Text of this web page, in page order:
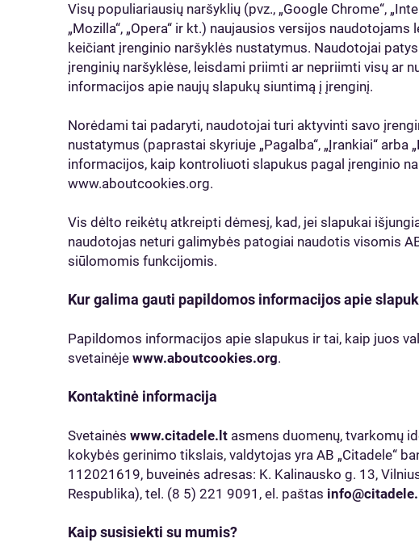
Visų populiariausių naršyklių (pvz., „Google Chrome“,
„Mozilla“, „Opera“ ir kt.) naujausios versijos
keičiant įrenginio naršyklės nustatymus. Naudotojai
įrenginių naršyklėse, leisdami priimti ar nepriimti visų ar
informacijos apie naujų slapukų siuntimą į įrenginį.
Norėdami tai padaryti, naudotojai turi aktyvinti savo
nustatymus (paprastai skyriuje „Pagalba“, „Įrankiai“ arba
informacijos, kaip kontroliuoti slapukus pagal įrenginio
www.aboutcookies.org.
Vis dėlto reikėtų atkreipti dėmesį, kad, jei slapukai
naudotojas neturi galimybės patogiai naudotis visomis
siūlomomis funkcijomis.
Kur galima gauti papildomos informacijos apie
Papildomos informacijos apie slapukus ir tai, kaip juos
svetainėje www.aboutcookies.org.
Kontaktinė informacija
Svetainės www.citadele.lt asmens duomenų, tvarkomų
kokybės gerinimo tikslais, valdytojas yra AB „Citadele“
112021619, buveinės adresas: K. Kalinausko g. 13,
Respublika), tel. (8 5) 221 9091, el. paštas
Kaip susisiekti su mumis?